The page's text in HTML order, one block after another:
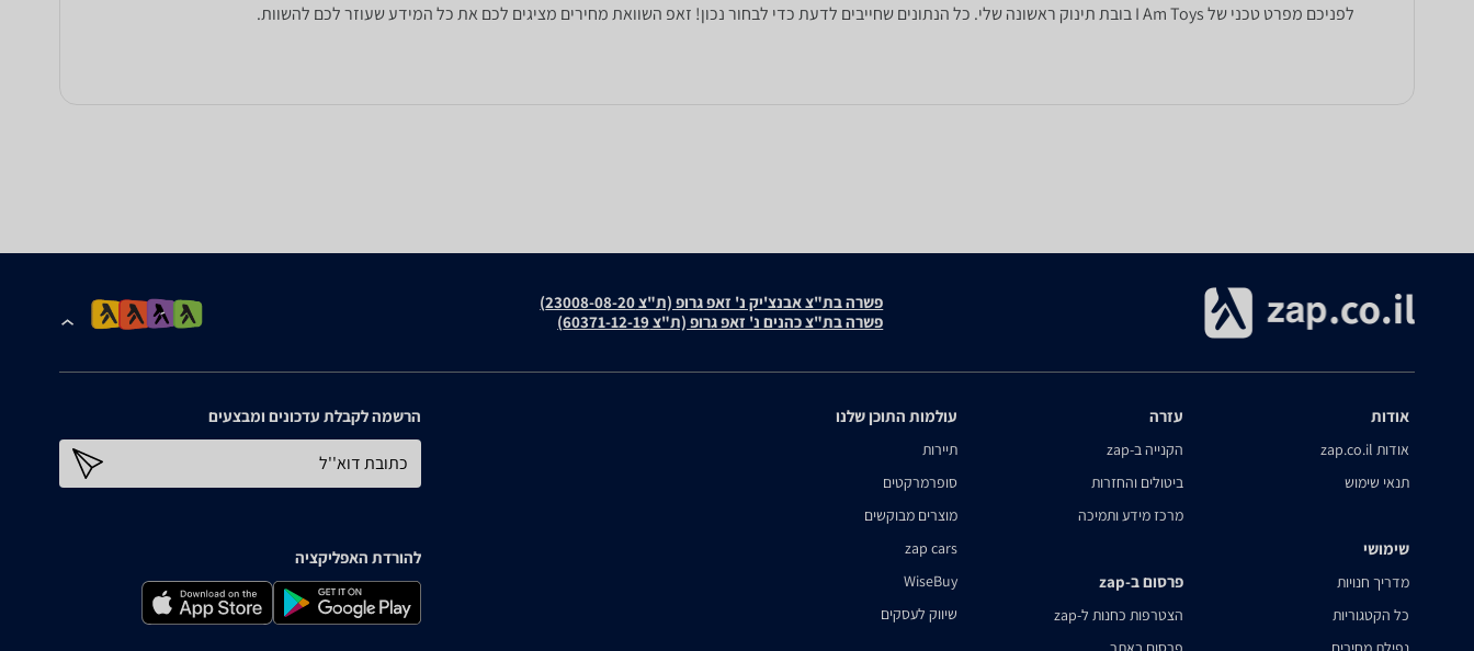
לפניכם מפרט טכני של I Am Toys בובת תינוק ראשונה שלי. כל הנתונים שחייבים לדעת כדי לבחור נכון! זאפ השוואת מחירים מציגים לכם את כל המידע שעוזר לכם להשוות.
פשרה בת"צ אבנצ'יק נ' זאפ גרופ (ת"צ 23008-08-20)
פשרה בת"צ כהנים נ' זאפ גרופ (ת"צ 60371-12-19)
אודות
אודות zap.co.il
תנאי שימוש
שימושי
מדריך חנויות
כל הקטגוריות
עזרה
הקנייה ב-zap
ביטולים והחזרות
מרכז מידע ותמיכה
פרסום ב-zap
הצטרפות כחנות ל-zap
עולמות התוכן שלנו
תיירות
סופרמרקטים
מוצרים מבוקשים
zap cars
WiseBuy
שיווק לעסקים
הרשמה לקבלת עדכונים ומבצעים
כתובת דוא''ל
להורדת האפליקציה